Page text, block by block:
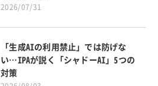
2026/07/31
「生成AIの利用禁止」では防げな
い…IPAが説く「シャドーAI」5つの
対策